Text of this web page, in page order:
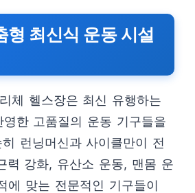
형 최신식 운동 시설
체 헬스장은 최신 유행하는
한 고품질의 운동 기구들을
런닝머신과 사이클만이 전
력 강화, 유산소 운동, 맨몸 운
에 맞는 전문적인 기구들이